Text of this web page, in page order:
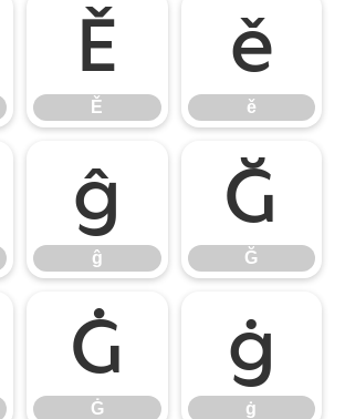
Ě
Ě
ě
ě
ĝ
ĝ
Ğ
Ğ
Ġ
Ġ
ġ
ġ